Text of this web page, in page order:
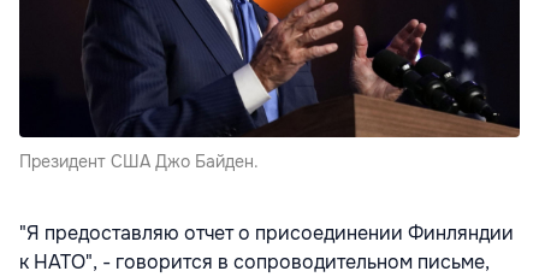
Президент США Джо Байден.
"Я предоставляю отчет о присоединении Финляндии
к НАТО", - говорится в сопроводительном письме,